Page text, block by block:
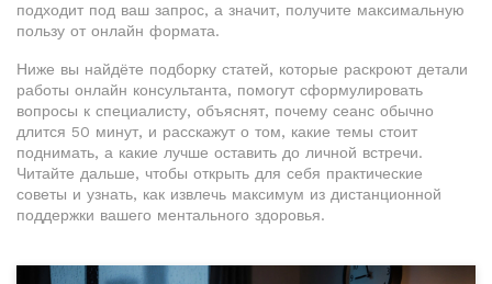
подходит под ваш запрос, а значит, получите максимальную
пользу от онлайн формата.
Ниже вы найдёте подборку статей, которые раскроют детали
работы онлайн консультанта, помогут сформулировать
вопросы к специалисту, объяснят, почему сеанс обычно
длится 50 минут, и расскажут о том, какие темы стоит
поднимать, а какие лучше оставить до личной встречи.
Читайте дальше, чтобы открыть для себя практические
советы и узнать, как извлечь максимум из дистанционной
поддержки вашего ментального здоровья.